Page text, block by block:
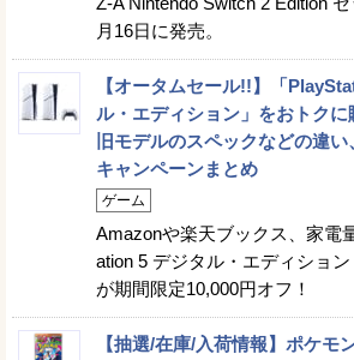
月16日に発売。
【オータムセール!!】「
ル・エディション」をおトク
旧モデルのスペックなどの違
キャンペーンまとめ
ゲーム
Amazonや楽天ブックス、家電
ation 5 デジタル・エディション
が期間限定10,000円オフ！
【抽選/在庫/入荷情報】ポケモ